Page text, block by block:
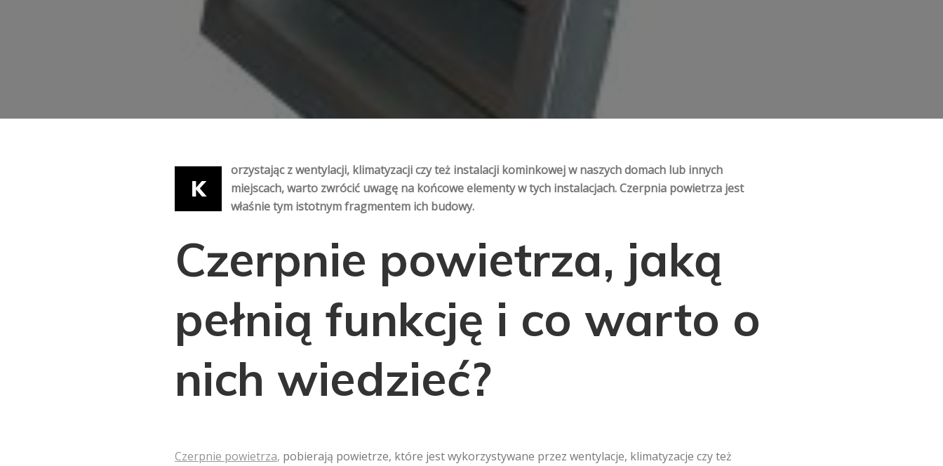
K
orzystając z wentylacji, klimatyzacji czy też instalacji kominkowej w naszych domach lub innych
miejscach, warto zwrócić uwagę na końcowe elementy w tych instalacjach. Czerpnia powietrza jest
właśnie tym istotnym fragmentem ich budowy.
Czerpnie powietrza, jaką
pełnią funkcję i co warto o
nich wiedzieć?
Czerpnie powietrza, pobierają powietrze, które jest wykorzystywane przez wentylacje, klimatyzacje czy też